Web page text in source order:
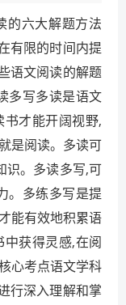
的六大解题方法
有限的时间内提
语文阅读的解题
多写多读是语文
才能开阔视野,
是阅读。多读可
识。多读多写,可
。多练多写是提
能有效地积累语
获得灵感,在阅
心考点语文学科
行深入理解和掌